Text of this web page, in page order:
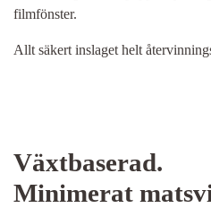
filmfönster.
Allt säkert inslaget helt
Växtbaserad.
Minimerat